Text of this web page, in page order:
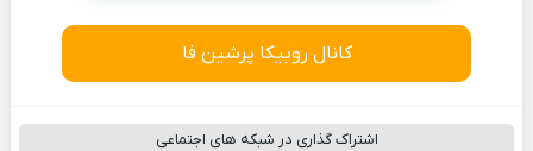
کانال روبیکا پرشین فا
اشتراک گذاری در شبکه های اجتماعی